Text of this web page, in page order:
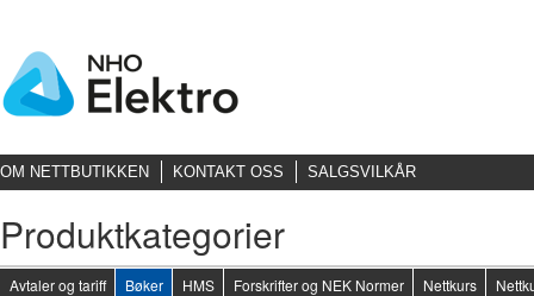
OM NETTBUTIKKEN KONTAKT OSS SALGSVILKÅR
Produktkategorier
Avtaler og tariff Bøker HMS Forskrifter og NEK Normer Nettkurs